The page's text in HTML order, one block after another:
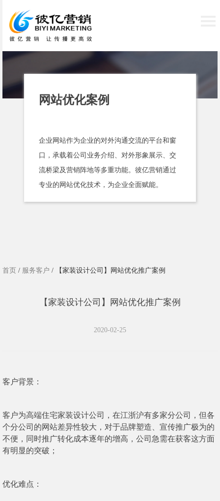
网站优化案例
企业网站作为企业的对外沟通交流的平台和窗
口，承载着公司业务介绍、对外形象展示、交
流桥梁及营销阵地等多重功能。彼亿营销通过
专业的网站优化技术，为企业全面赋能。
首页 / 服务客户 / 【家装设计公司】网站优化推广案例
【家装设计公司】网站优化推广案例
2020-02-25
客户背景：
客户为高端住宅家装设计公司，在江浙沪有多家分公司，但各
个分公司的网站差异性较大，对于品牌塑造、宣传推广极为的
不便，同时推广转化成本逐年的增高，公司急需在获客这方面
有明显的突破；
优化难点：